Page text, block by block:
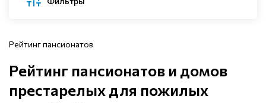
Рейтинг пансионатов
Рейтинг пансионатов и домов
престарелых для пожилых